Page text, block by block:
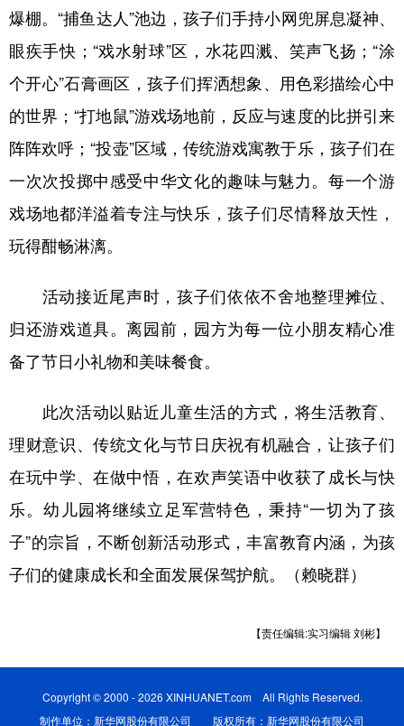
爆棚。“捕鱼达人”池边，孩子们手持小网兜屏息凝神、
眼疾手快；“戏水射球”区，水花四溅、笑声飞扬；“涂
个开心”石膏画区，孩子们挥洒想象、用色彩描绘心中
的世界；“打地鼠”游戏场地前，反应与速度的比拼引来
阵阵欢呼；“投壶”区域，传统游戏寓教于乐，孩子们在
一次次投掷中感受中华文化的趣味与魅力。每一个游
戏场地都洋溢着专注与快乐，孩子们尽情释放天性，
玩得酣畅淋漓。
活动接近尾声时，孩子们依依不舍地整理摊位、
归还游戏道具。离园前，园方为每一位小朋友精心准
备了节日小礼物和美味餐食。
此次活动以贴近儿童生活的方式，将生活教育、
理财意识、传统文化与节日庆祝有机融合，让孩子们
在玩中学、在做中悟，在欢声笑语中收获了成长与快
乐。幼儿园将继续立足军营特色，秉持“一切为了孩
子”的宗旨，不断创新活动形式，丰富教育内涵，为孩
子们的健康成长和全面发展保驾护航。（赖晓群）
【责任编辑:实习编辑 刘彬】
Copyright © 2000 - 2026 XINHUANET.com All Rights Reserved.
制作单位：新华网股份有限公司 版权所有：新华网股份有限公司